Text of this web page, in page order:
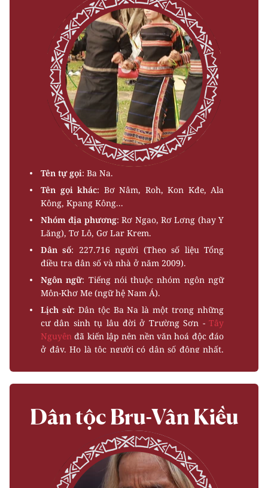
Tên tự gọi: Ba Na.
Tên gọi khác: Bơ Nâm, Roh, Kon Kđe, Ala
Kông, Kpang Kông...
Nhóm địa phương: Rơ Ngao, Rơ Lơng (hay Y
Lăng), Tơ Lô, Gơ Lar Krem.
Dân số: 227.716 người (Theo số liệu Tổng
điều tra dân số và nhà ở năm 2009).
Ngôn ngữ: Tiếng nói thuộc nhóm ngôn ngữ
Môn-Khơ Me (ngữ hệ Nam Á).
Lịch sử: Dân tộc Ba Na là một trong những
cư dân sinh tụ lâu đời ở Trường Sơn - Tây
Nguyên đã kiến lập nên nền văn hoá độc đáo
ở đây. Họ là tộc người có dân số đông nhất,
văn hoá, xã hội ở các cao nguyên miền Trung
: Người Ba Na canh tác
lúa trên ruộng khô và rẫy. Cái cuốc là công
cụ chủ yếu trong canh tác nông nghiệp ở tộc
người này. Với ruộng khô thì việc thâm canh
không bỏ hóa là đặc điểm khác với rẫy.
Ruộng khô thường ở vùng ven sông suối. Từ
đầu thế kỷ XX, việc làm ruộng nước bằng cày
Dân tộc Bru-Vân Kiều